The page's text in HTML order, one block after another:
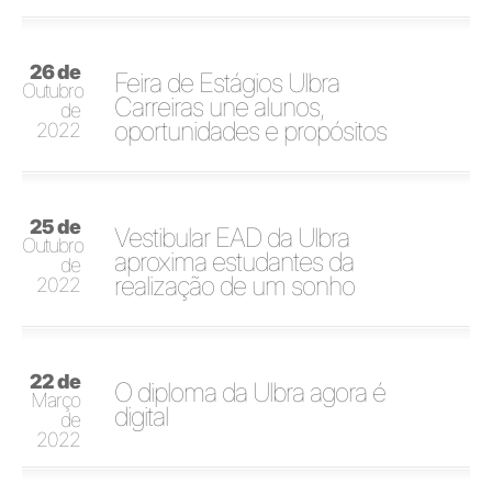
26 de
Outubro
de
2022
Feira de Estágios Ulbra
Carreiras une alunos,
oportunidades e propósitos
25 de
Outubro
de
2022
Vestibular EAD da Ulbra
aproxima estudantes da
realização de um sonho
22 de
Março
de
2022
O diploma da Ulbra agora é
digital